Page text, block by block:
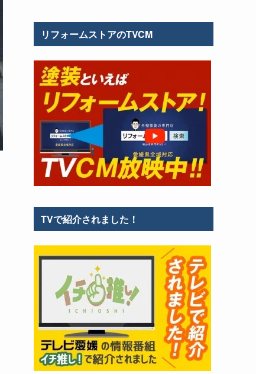
リフォームストアのTVCM
TVで紹介されました！